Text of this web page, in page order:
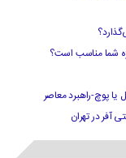
شما مناسب است؟
یا پوچ-راهبرد معاصر
آفر در تهران